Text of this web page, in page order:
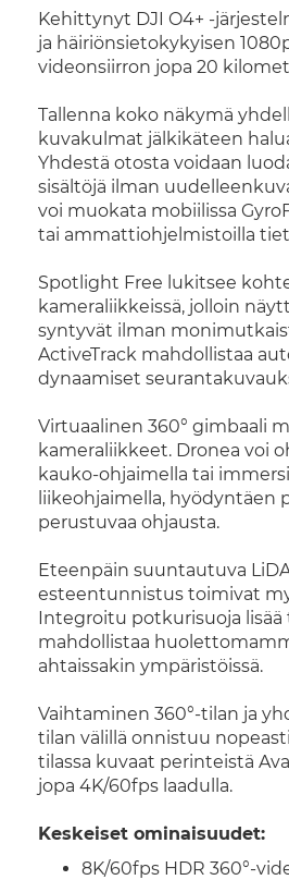
Kehittynyt DJI O4+ -
ja häiriönsietokykyisen
videonsiirron jopa 20
Tallenna koko näkymä
kuvakulmat jälkikäteen
Yhdestä otosta voidaan
sisältöjä ilman
voi muokata mobiilissa
tai ammattiohjelmistoilla
Spotlight Free lukitsee
kameraliikkeissä, jolloin
syntyvät ilman
ActiveTrack mahdollistaa
dynaamiset
Virtuaalinen 360° gimbaali
kameraliikkeet. Dronea voi
kauko-ohjaimella tai
liikeohjaimella, hyödyntäen
perustuvaa ohjausta.
Eteenpäin suuntautuva
esteentunnistus toimivat
Integroitu potkurisuoja lisää
mahdollistaa
ahtaissakin ympäristöissä.
Vaihtaminen 360°-tilan ja
tilan välillä onnistuu
tilassa kuvaat perinteistä
jopa 4K/60fps laadulla.
Keskeiset ominaisuudet:
8K/60fps HDR 360°-